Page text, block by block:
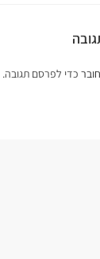
כדי לפרסם תגובה.